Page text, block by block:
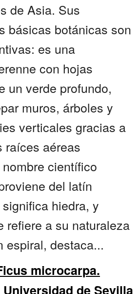
de Asia. Sus
básicas botánicas son
es una
con hojas
un verde profundo,
muros, árboles y
verticales gracias a
raíces aéreas
científico
del latín
hiedra, y
refiere a su naturaleza
espiral, destaca...
microcarpa.
de Sevilla